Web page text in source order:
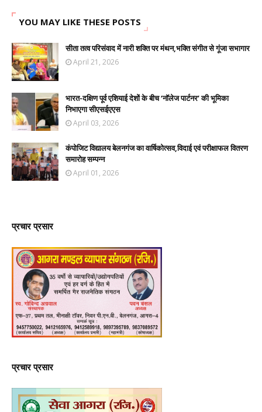
YOU MAY LIKE THESE POSTS
सीता तत्व परिसंवाद में नारी शक्ति पर मंथन,भक्ति संगीत से गूंजा सभागार
April 21, 2026
भारत-दक्षिण पूर्व एशियाई देशों के बीच ‘नॉलेज पार्टनर’ की भूमिका
निभाएगा सीएसईएएस
April 03, 2026
कंपोजिट विद्यालय बेलनगंज का वार्षिकोत्सव,विदाई एवं परीक्षाफल वितरण
समारोह सम्पन्न
April 01, 2026
प्रचार प्रसार
प्रचार प्रसार